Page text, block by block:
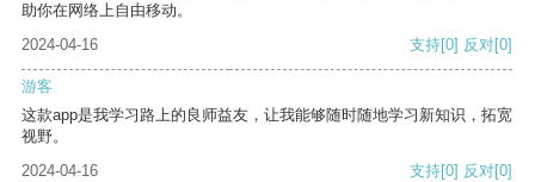
助你在网络上自由移动。
2024-04-16
支持[0] 反对[0]
游客
这款app是我学习路上的良师益友，让我能够随时随地学习新知识，拓宽
视野。
2024-04-16
支持[0] 反对[0]